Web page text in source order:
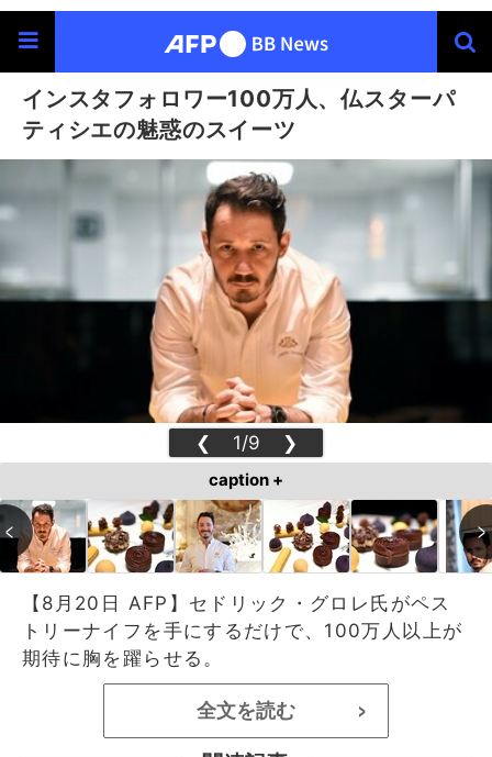
インスタフォロワー100万人、仏スターパ
ティシエの魅惑のスイーツ
❮ 1/9 ❯
caption +
【8月20日 AFP】セドリック・グロレ氏がペス
トリーナイフを手にするだけで、100万人以上が
期待に胸を躍らせる。
全文を読む >